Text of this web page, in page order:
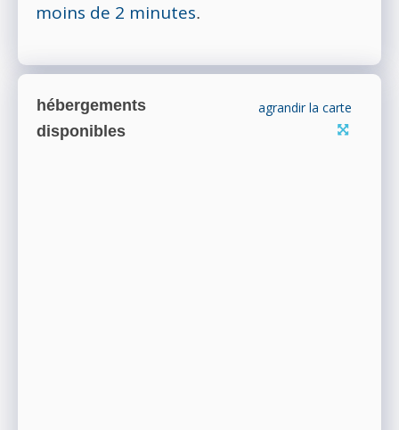
moins de 2 minutes.
hébergements
disponibles
agrandir la carte